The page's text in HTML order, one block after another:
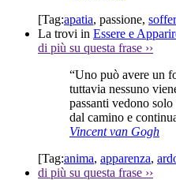
[Tag:apatia, passione,
La trovi in Essere e
di più su questa frase ››
“Uno può avere un
tuttavia nessuno
passanti vedono
dal camino e
Vincent van Gogh
[Tag:anima, apparenza,
di più su questa frase ››